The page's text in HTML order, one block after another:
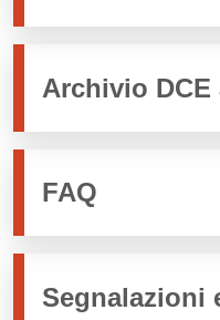
Archivio DCE
FAQ
Segnalazioni